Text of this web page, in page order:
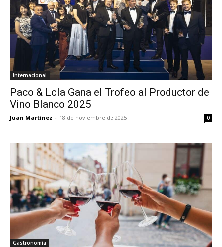
Internacional
Paco & Lola Gana el Trofeo al Productor de
Vino Blanco 2025
Juan Martínez - 18 de noviembre de 2025 0
Gastronomía